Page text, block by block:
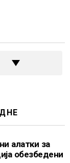
алатки за
обезбедени